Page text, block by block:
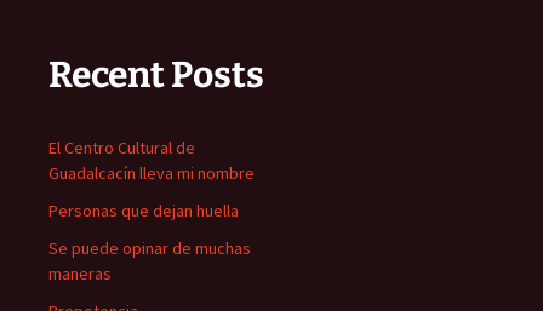
Recent Posts
El Centro Cultural de
Guadalcacín lleva mi nombre
Personas que dejan huella
Se puede opinar de muchas
maneras